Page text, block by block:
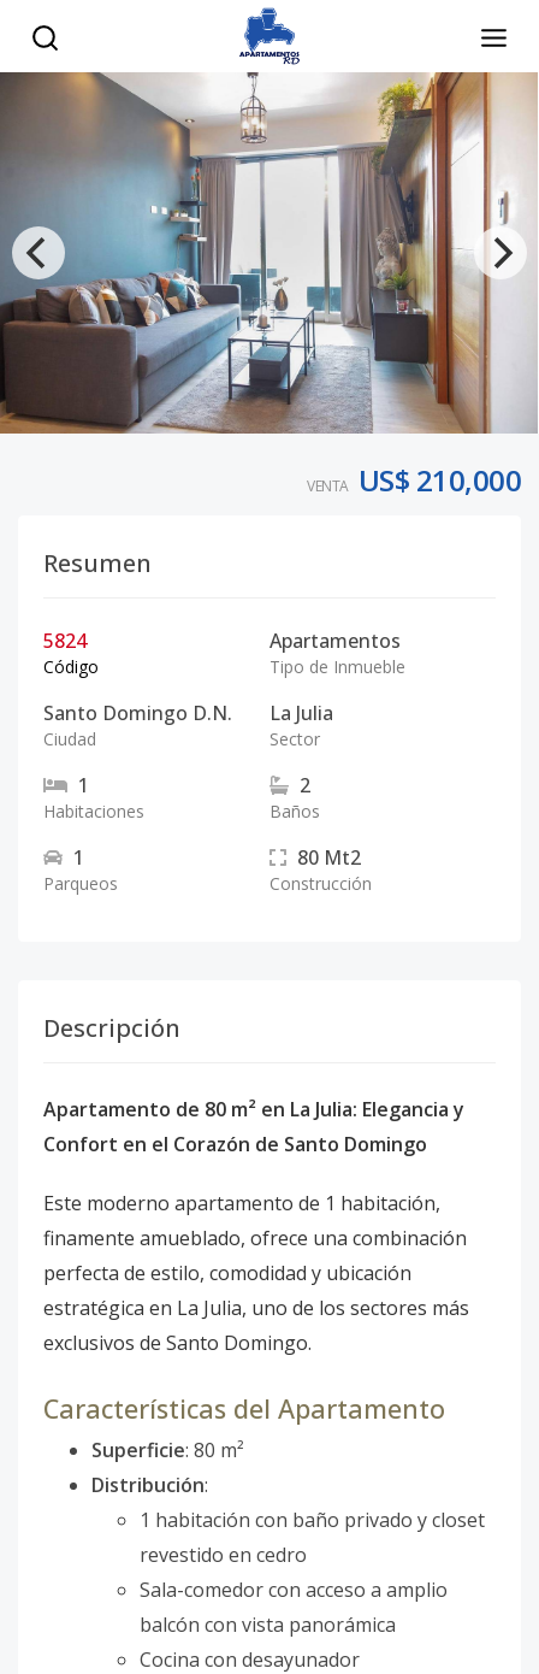
VENTA US$ 210,000
Resumen
5824
Código
Apartamentos
Tipo de Inmueble
Santo Domingo D.N.
Ciudad
La Julia
Sector
1
Habitaciones
2
Baños
1
Parqueos
80 Mt2
Construcción
Descripción
Apartamento de 80 m² en La Julia: Elegancia y
Confort en el Corazón de Santo Domingo
Este moderno apartamento de 1 habitación,
finamente amueblado, ofrece una combinación
perfecta de estilo, comodidad y ubicación
estratégica en La Julia, uno de los sectores más
exclusivos de Santo Domingo.
Características del Apartamento
Superficie: 80 m²
Distribución:
1 habitación con baño privado y closet
revestido en cedro
Sala-comedor con acceso a amplio
balcón con vista panorámica
Cocina con desayunador